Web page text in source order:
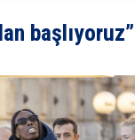
başlıyoruz”